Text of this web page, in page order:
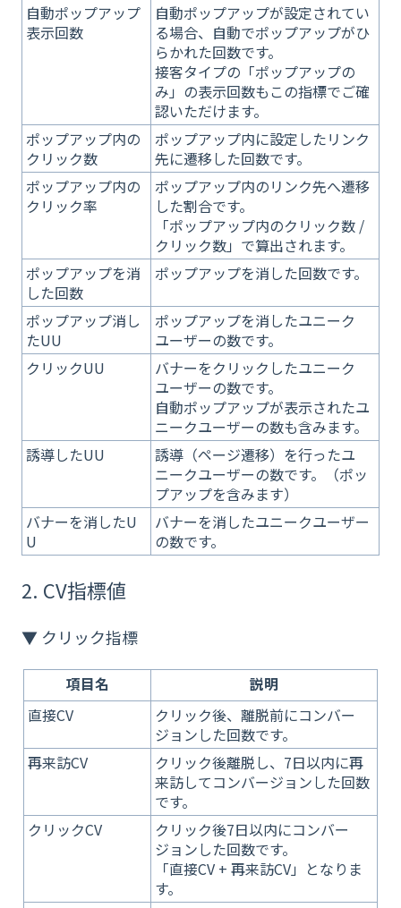
自動ポップアップ
表示回数
自動ポップアップが設定されてい
る場合、自動でポップアップがひ
らかれた回数です。
接客タイプの「ポップアップの
み」の表示回数もこの指標でご確
認いただけます。
ポップアップ内の
クリック数
ポップアップ内に設定したリンク
先に遷移した回数です。
ポップアップ内の
クリック率
ポップアップ内のリンク先へ遷移
した割合です。
「ポップアップ内のクリック数 /
クリック数」で算出されます。
ポップアップを消
した回数
ポップアップを消した回数です。
ポップアップ消し
たUU
ポップアップを消したユニーク
ユーザーの数です。
クリックUU
バナーをクリックしたユニーク
ユーザーの数です。
自動ポップアップが表示されたユ
ニークユーザーの数も含みます。
誘導したUU
誘導（ページ遷移）を行ったユ
ニークユーザーの数です。（ポッ
プアップを含みます）
バナーを消したU
U
バナーを消したユニークユーザー
の数です。
2. CV指標値
▼ クリック指標
項目名
説明
直接CV
クリック後、離脱前にコンバー
ジョンした回数です。
再来訪CV
クリック後離脱し、7日以内に再
来訪してコンバージョンした回数
です。
クリックCV
クリック後7日以内にコンバー
ジョンした回数です。
「直接CV + 再来訪CV」となりま
す。